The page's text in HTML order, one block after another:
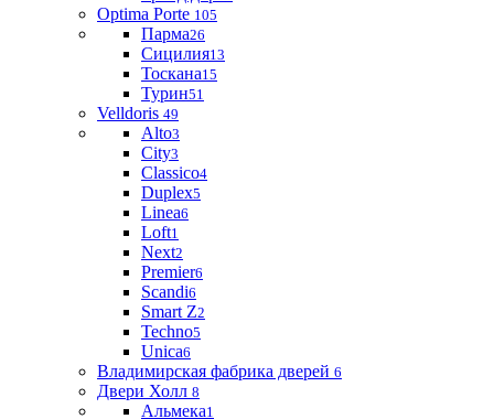
Optima Porte 105
Парма26
Сицилия13
Тоскана15
Турин51
Velldoris 49
Alto3
City3
Classico4
Duplex5
Linea6
Loft1
Next2
Premier6
Scandi6
Smart Z2
Techno5
Unica6
Владимирская фабрика дверей 6
Двери Холл 8
Альмека1